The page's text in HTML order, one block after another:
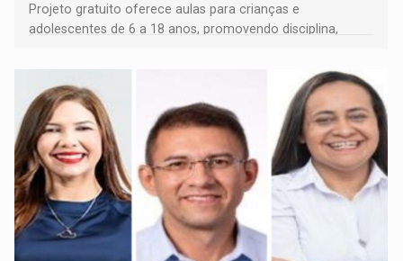
Projeto gratuito oferece aulas para crianças e
adolescentes de 6 a 18 anos, promovendo disciplina,